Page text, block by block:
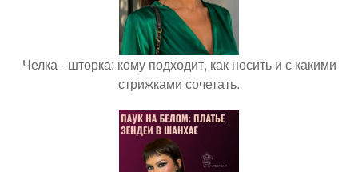
Челка - шторка: кому подходит, как носить и с какими
стрижками сочетать.